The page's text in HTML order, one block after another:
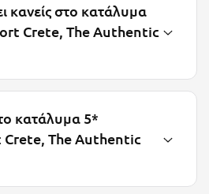
κανείς στο κατάλυμα
Crete, The Authentic
κατάλυμα 5*
Crete, The Authentic